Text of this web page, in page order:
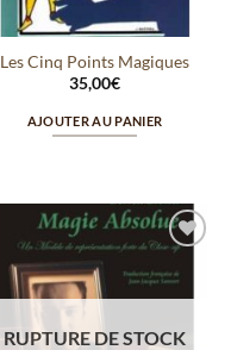
Les Cinq Points Magiques
35,00€
AJOUTER AU PANIER
à la
wishlist
RUPTURE DE STOCK